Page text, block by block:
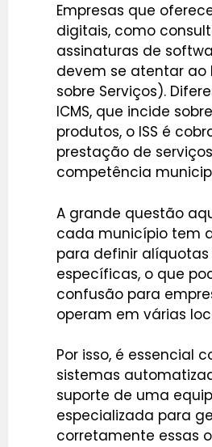
Empresas que
digitais, como
assinaturas de
devem se atentar ao
sobre Serviços).
ICMS, que incide
produtos, o ISS é
prestação de
competência
A grande questão
cada município tem
para definir alíquotas
específicas, o que
confusão para
operam em várias
Por isso, é essencial
sistemas
suporte de uma
especializada para
corretamente essas